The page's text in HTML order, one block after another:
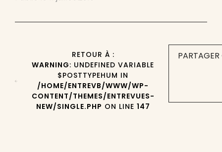
RETOUR À :
WARNING: UNDEFINED VARIABLE
$POSTTYPEHUM IN
/HOME/ENTREVB/WWW/WP-
CONTENT/THEMES/ENTREVUES-
NEW/SINGLE.PHP ON LINE 147